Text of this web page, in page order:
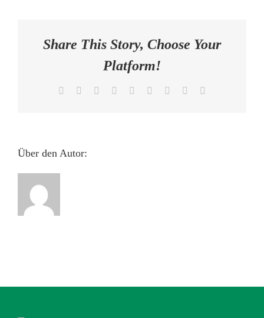
AKTUELLES
Share This Story, Choose Your
Platform!
Facebook Reddit LinkedInWhatsApp
TumblrPinterest
Über den Autor: